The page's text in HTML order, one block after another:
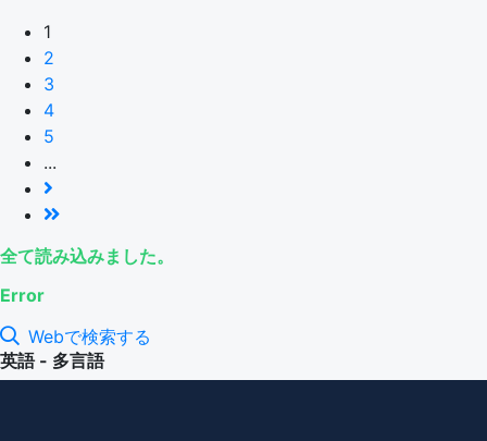
1
2
3
4
5
...
全て読み込みました。
Error
Webで検索する
英語 - 多言語